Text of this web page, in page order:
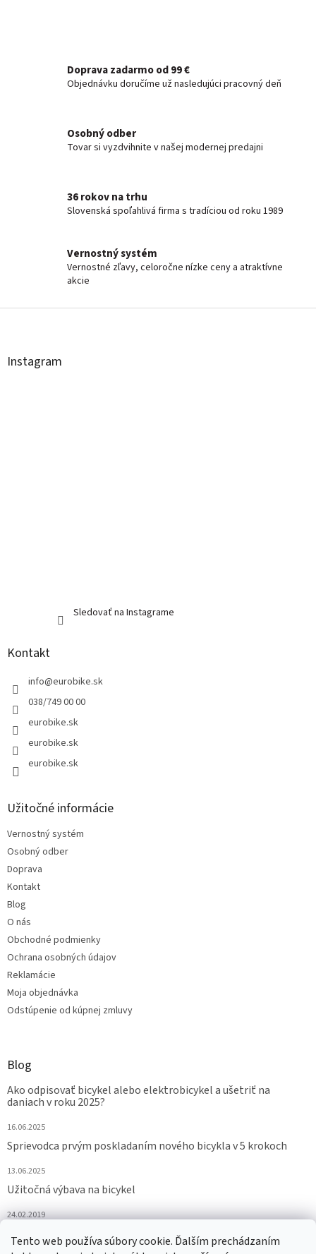
Tento web používa súbory cookie. Ďalším prechádzaním
Doprava zadarmo od 99 €
Objednávku doručíme už nasledujúci pracovný deň
Osobný odber
Tovar si vyzdvihnite v našej modernej predajni
36 rokov na trhu
Slovenská spoľahlivá firma s tradíciou od roku 1989
Vernostný systém
Vernostné zľavy, celoročne nízke ceny a atraktívne
akcie
Z
Instagram
Sledovať na Instagrame
Kontakt
info@eurobike.sk
038/749 00 00
eurobike.sk
eurobike.sk
eurobike.sk
Užitočné informácie
Vernostný systém
Osobný odber
Doprava
Kontakt
Blog
O nás
Obchodné podmienky
Ochrana osobných údajov
Reklamácie
Moja objednávka
Odstúpenie od kúpnej zmluvy
Blog
Ako odpisovať bicykel alebo elektrobicykel a ušetriť na
daniach v roku 2025?
16.06.2025
Sprievodca prvým poskladaním nového bicykla v 5 krokoch
13.06.2025
Užitočná výbava na bicykel
24.02.2019
ARCHÍV